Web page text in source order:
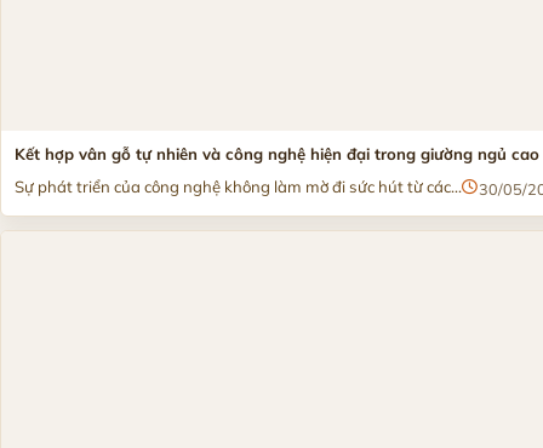
Kết hợp vân gỗ tự nhiên và công nghệ hiện đại trong giường ngủ
Sự phát triển của công nghệ không làm mờ đi sức hút từ các...
30/05/